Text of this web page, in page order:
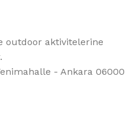
outdoor aktivitelerine
- Ankara 06000